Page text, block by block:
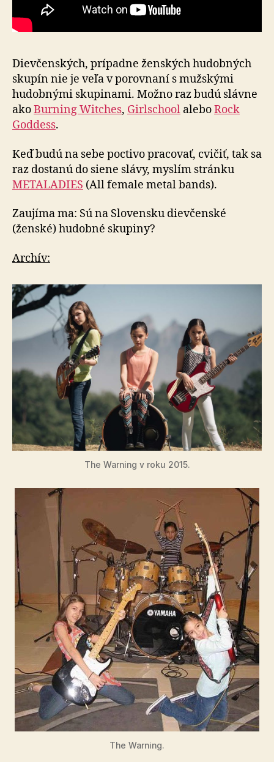
Dievčenských, prípadne ženských hudobných
skupín nie je veľa v porovnaní s mužskými
hudobnými skupinami. Možno raz budú slávne
akoBurning Witches, Girlschool aleboRock
Goddess.
Keď budú na sebe poctivo pracovať, cvičiť, tak sa
raz dostanú do siene slávy, myslím stránku
METALADIES (All female metal bands).
Zaujíma ma: Sú na Slovensku dievčenské
(ženské) hudobné skupiny?
Archív:
The Warning v roku 2015.
The Warning.